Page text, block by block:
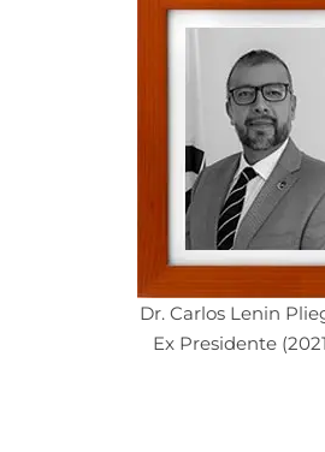
Dr. Carlos Lenin
Ex Presidente